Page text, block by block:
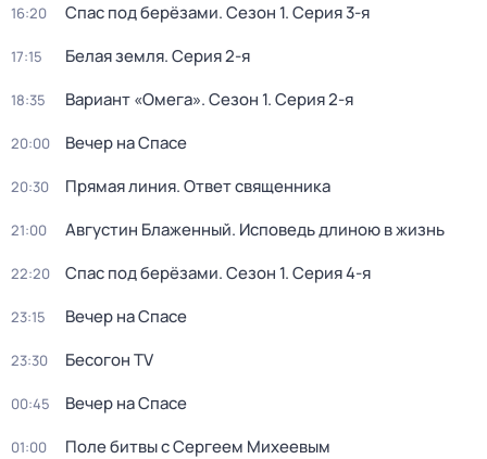
16:20 Спас под берёзами. Сезон 1. Серия 3-я
17:15 Белая земля. Серия 2-я
18:35 Вариант «Омега». Сезон 1. Серия 2-я
20:00 Вечер на Спасе
20:30 Прямая линия. Ответ священника
21:00 Августин Блаженный. Исповедь длиною в жизнь
22:20 Спас под берёзами. Сезон 1. Серия 4-я
23:15 Вечер на Спасе
23:30 Бесогон TV
00:45 Вечер на Спасе
01:00 Поле битвы с Сергеем Михеевым